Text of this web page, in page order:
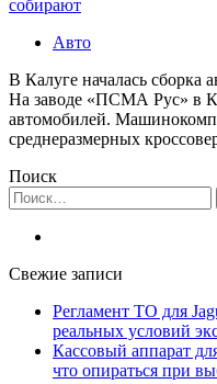
собирают
Авто
В Калуге началась
На заводе «ПСМА Рус» в
автомобилей.
среднеразмерных
Поиск
Найти:
Свежие записи
Регламент ТО для
реальных условий
Кассовый аппарат
что опираться при